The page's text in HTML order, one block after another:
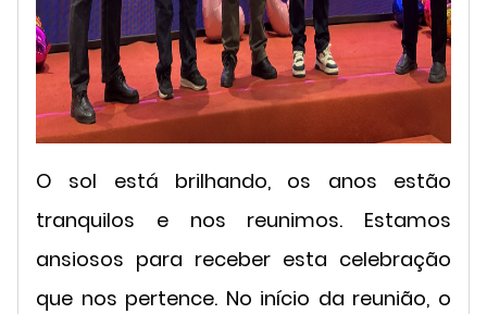
O sol está brilhando, os anos estão
tranquilos e nos reunimos. Estamos
ansiosos para receber esta celebração
que nos pertence. No início da reunião, o